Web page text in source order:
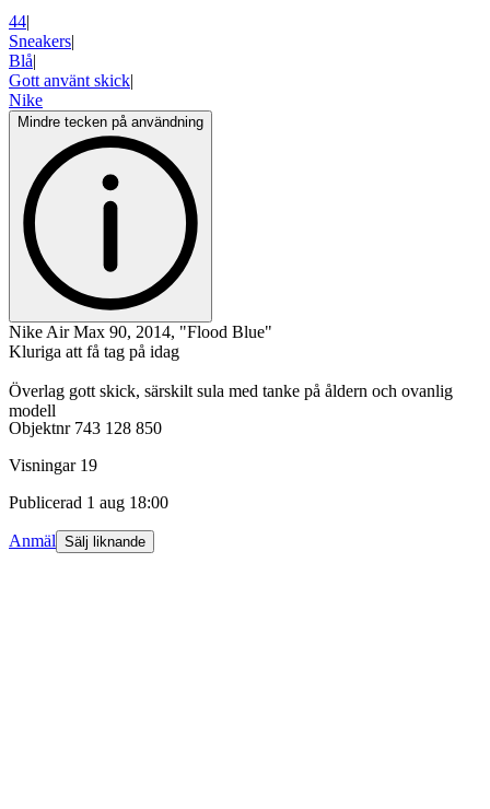
44|
Sneakers|
Blå|
Gott använt skick|
Nike
Mindre tecken på användning
Nike Air Max 90, 2014, "Flood Blue"
Kluriga att få tag på idag
Överlag gott skick, särskilt sula med tanke på åldern och ovanlig
modell
Objektnr 743 128 850
Visningar 19
Publicerad 1 aug 18:00
Anmäl Sälj liknande